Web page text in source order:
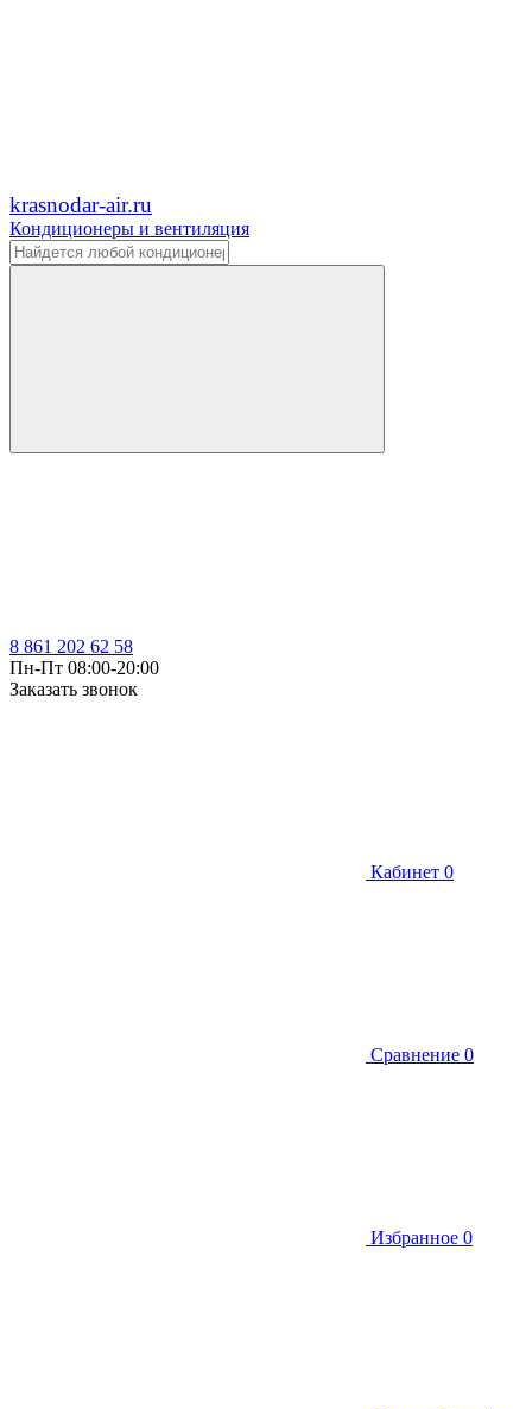
krasnodar-air.ru
Кондиционеры и вентиляция
8 861 202 62 58
Пн-Пт 08:00-20:00
Заказать звонок
Кабинет 0
Сравнение 0
Избранное 0